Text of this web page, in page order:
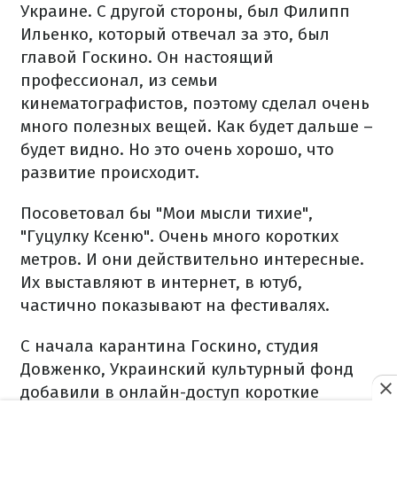
Украине. С другой стороны, был Филипп
Ильенко, который отвечал за это, был
главой Госкино. Он настоящий
профессионал, из семьи
кинематографистов, поэтому сделал очень
много полезных вещей. Как будет дальше –
будет видно. Но это очень хорошо, что
развитие происходит.
Посоветовал бы "Мои мысли тихие",
"Гуцулку Ксеню". Очень много коротких
метров. И они действительно интересные.
Их выставляют в интернет, в ютуб,
частично показывают на фестивалях.
С начала карантина Госкино, студия
Довженко, Украинский культурный фонд
добавили в онлайн-доступ короткие